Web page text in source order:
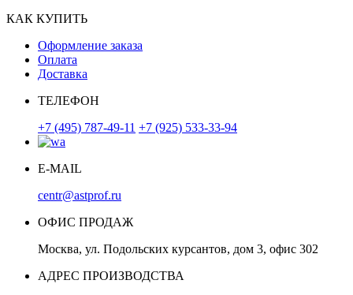
КАК КУПИТЬ
Оформление заказа
Оплата
Доставка
ТЕЛЕФОН
+7 (495) 787-49-11 +7 (925) 533-33-94
E-MAIL
centr@astprof.ru
ОФИС ПРОДАЖ
Москва, ул. Подольских курсантов, дом 3, офис 302
АДРЕС ПРОИЗВОДСТВА